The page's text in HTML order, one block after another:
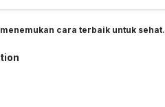
cara terbaik untuk sehat.